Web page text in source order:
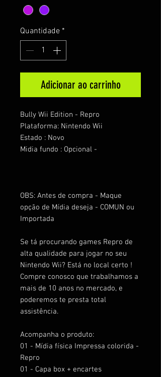
Quantidade *
Adicionar ao carrinho
Bully Wii Edition - Repro
Plataforma: Nintendo Wii
Estado : Novo
Midia fundo : Opcional -
OBS: Antes de compra - Maque
opção de Mídia deseja - COMUN ou
Importada
Se tá procurando games Repro de
alta qualidade para jogar no seu
Nintendo Wii? Está no local certo !
Compre conosco que trabalhamos a
mais de 10 anos no mercado, e
poderemos te presta total
assistência.
Acompanha o produto:
01 - Mídia física Impressa colorida -
Repro
01 - Capa box + encartes